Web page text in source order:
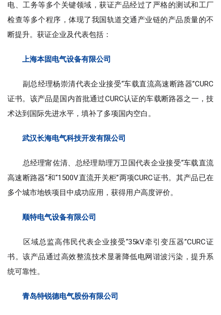
电、工务等多个关键领域，获证产品经过了严格的测试和工厂
检查等多个程序，体现了我国轨道交通产业链的产品质量的不
断提升。获证企业及代表包括：
上海本固电气设备有限公司
副总经理杨崇清代表企业接受“车载直流高速断路器”CURC
证书。该产品是国内首批通过CURC认证的车载断路器之一，技
术达到国际先进水平，填补了多项国内空白。
武汉长海电气科技开发有限公司
总经理甯佐清、总经理助理万卫国代表企业接受“车载直流
高速断路器”和“1500V直流开关柜”两项CURC证书。其产品已在
多个城市地铁项目中成功应用，获得用户高度评价。
顺特电气设备有限公司
区域总监高伟民代表企业接受“35kV牵引变压器”CURC证
书。该产品通过高效整流技术显著降低电网谐波污染，提升系
统可靠性。
青岛特锐德电气股份有限公司